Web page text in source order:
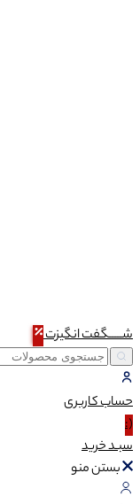
شـــــگفتانگیزت
حسابکاربری
(:
سبـدخرید
بستن منو